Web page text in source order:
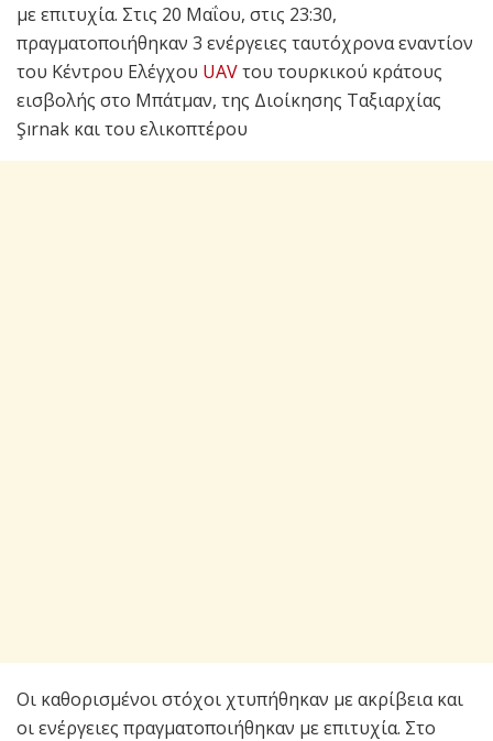
με επιτυχία. Στις 20 Μαΐου, στις 23:30,
πραγματοποιήθηκαν 3 ενέργειες ταυτόχρονα εναντίον
του Κέντρου Ελέγχου UAVτου τουρκικού κράτους
εισβολής στο Μπάτμαν, της Διοίκησης Ταξιαρχίας
Şırnak και του ελικοπτέρου
Οι καθορισμένοι στόχοι χτυπήθηκαν με ακρίβεια και
οι ενέργειες πραγματοποιήθηκαν με επιτυχία. Στο